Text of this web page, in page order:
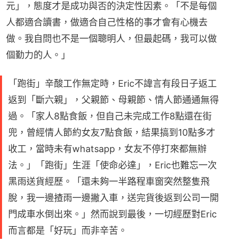
元」，態度才是成功與否的決定性因素。「不是每個
人都適合讀書，做適合自己性格的事才會有心機去
做。我自問也不是一個聰明人，但最起碼，我可以做
個勤力的人。」
「跑街」辛酸工作無定時，Eric不諱言有段日子返工
返到「斷六親」，父親節、母親節、情人節通通無得
過。「家人8點食飯，但自己未完成工作8點還在街
兜，曾經情人節約女友7點食飯，結果搞到10點多才
收工，當時未有whatsapp，女友不停打來都無辦
法。」「跑街」生涯「使命必達」，Eric也難忘一次
黑雨送貨經歷。「還未夠一半路程車窗突然整隻飛
脫，我一邊揸雨一邊撇入車，送完貨後返到公司一開
門成車水倒出來。」然而說到最後，一切經歷對Eric
而言都是「好玩」而非辛苦。